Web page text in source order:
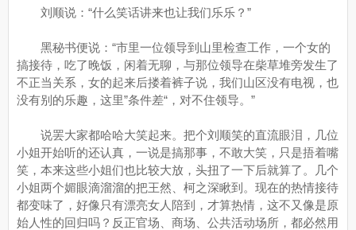
刘顺说：“什么笑话讲来也让我们乐乐？”
黑秘书便说：“市里一位领导到山里检查工作，一个女的
搞接待，吃了晚饭，闲着无聊，与那位领导在柴草堆旁发生了
不正当关系，女的起来后搂着裤子说，我们山区没有电视，也
没有别的乐趣，这里”条件差“，对不住领导。”
说罢大家都哈哈大笑起来。把个刘顺笑的直流眼泪，几位
小姐开始听的还认真，一说是搞那事，不敢大笑，只是捂着嘴
笑，本来这些小姐们也比较大放，头扭了一下后就算了。几个
小姐两个媚眼滴溜溜的把王然、柯之深瞅到。现在的热情接待
都变味了，好像只有漂亮女人陪到，才算热情，这不又像是原
始人性的回归吗？反正官场、商场、公共活动场所，都必然用